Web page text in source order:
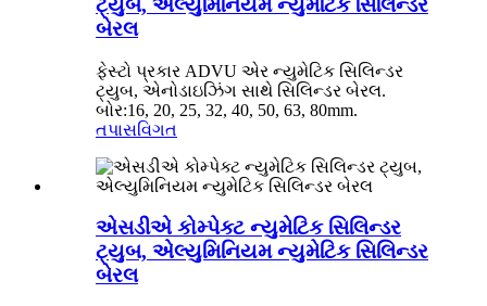
ટ્યુબ, એલ્યુમિનિયમ ન્યુમેટિક સિલિન્ડર
બેરલ
ફેસ્ટો પ્રકાર ADVU એર ન્યુમેટિક સિલિન્ડર
ટ્યુબ, એનોડાઇઝિંગ સાથે સિલિન્ડર બેરલ.
બોર:16, 20, 25, 32, 40, 50, 63, 80mm.
તપાસવિગત
એસડીએ કોમ્પેક્ટ ન્યુમેટિક સિલિન્ડર
ટ્યુબ, એલ્યુમિનિયમ ન્યુમેટિક સિલિન્ડર
બેરલ